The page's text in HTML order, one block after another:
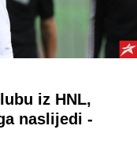
iz HNL,
naslijedi -